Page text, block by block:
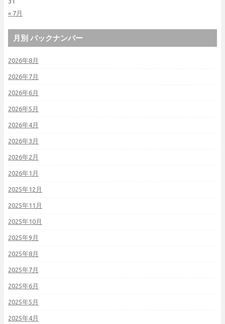
« 7月
月別 バックナンバー
2026年8月
2026年7月
2026年6月
2026年5月
2026年4月
2026年3月
2026年2月
2026年1月
2025年12月
2025年11月
2025年10月
2025年9月
2025年8月
2025年7月
2025年6月
2025年5月
2025年4月